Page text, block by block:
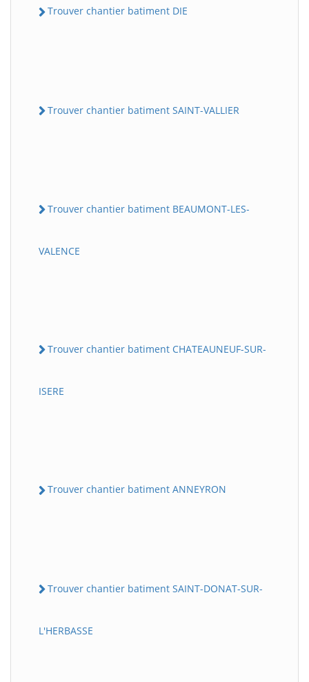
Trouver chantier batiment DIE
Trouver chantier batiment SAINT-VALLIER
Trouver chantier batiment BEAUMONT-LES-
VALENCE
Trouver chantier batiment CHATEAUNEUF-SUR-
ISERE
Trouver chantier batiment ANNEYRON
Trouver chantier batiment SAINT-DONAT-SUR-
L'HERBASSE